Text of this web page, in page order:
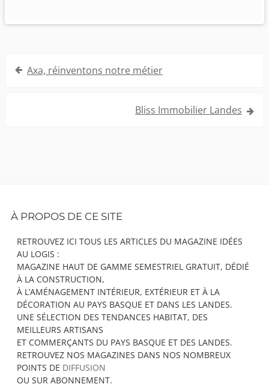
Navigation
Axa, réinventons notre métier
Bliss Immobilier Landes
Content
À PROPOS DE CE SITE
RETROUVEZ ICI TOUS LES ARTICLES DU MAGAZINE IDÉES
AU LOGIS :
MAGAZINE HAUT DE GAMME SEMESTRIEL GRATUIT, DÉDIÉ
À LA CONSTRUCTION,
À L’AMÉNAGEMENT INTÉRIEUR, EXTÉRIEUR ET À LA
DÉCORATION AU PAYS BASQUE ET DANS LES LANDES.
UNE SÉLECTION DES TENDANCES HABITAT, DES
MEILLEURS ARTISANS
ET COMMERÇANTS DU PAYS BASQUE ET DES LANDES.
RETROUVEZ NOS MAGAZINES DANS NOS NOMBREUX
POINTS DE DIFFUSION
OU SUR ABONNEMENT.